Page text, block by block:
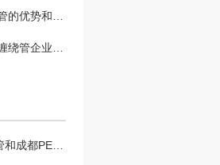
四川钢带波纹管的优势和应用领域分析
四川地区塑钢缠绕管企业竞争格局解析
您知道HDPE管和成都PE管的区别有哪些吗？